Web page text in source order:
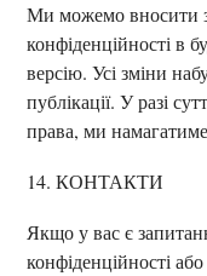
Ми можемо вносити
конфіденційності в
версію. Усі зміни
публікації. У разі
права, ми
14. КОНТАКТИ
Якщо у вас є
конфіденційності